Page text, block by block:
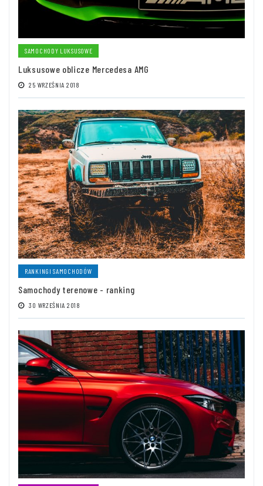
SAMOCHODY LUKSUSOWE
Luksusowe oblicze Mercedesa AMG
25 WRZEŚNIA 2018
RANKINGI SAMOCHODÓW
Samochody terenowe - ranking
30 WRZEŚNIA 2018